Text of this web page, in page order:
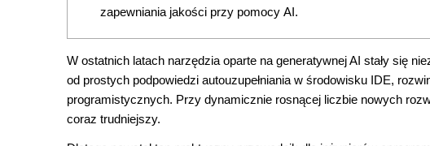
zapewniania jakości przy pomocy AI.
W ostatnich latach narzędzia oparte na generatywnej AI stały się
od prostych podpowiedzi autouzupełniania w środowisku IDE,
programistycznych. Przy dynamicznie rosnącej liczbie nowych
coraz trudniejszy.